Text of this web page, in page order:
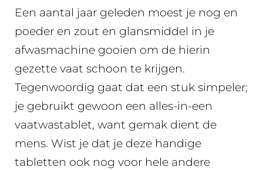
Een aantal jaar geleden moest je nog en
poeder en zout en glansmiddel in je
afwasmachine gooien om de hierin
gezette vaat schoon te krijgen.
Tegenwoordig gaat dat een stuk simpeler;
je gebruikt gewoon een alles-in-een
vaatwastablet, want gemak dient de
mens. Wist je dat je deze handige
tabletten ook nog voor hele andere